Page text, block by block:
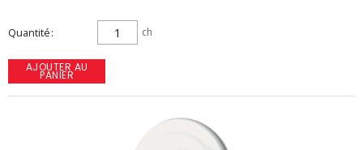
Quantité ch
AJOUTER AU
PANIER